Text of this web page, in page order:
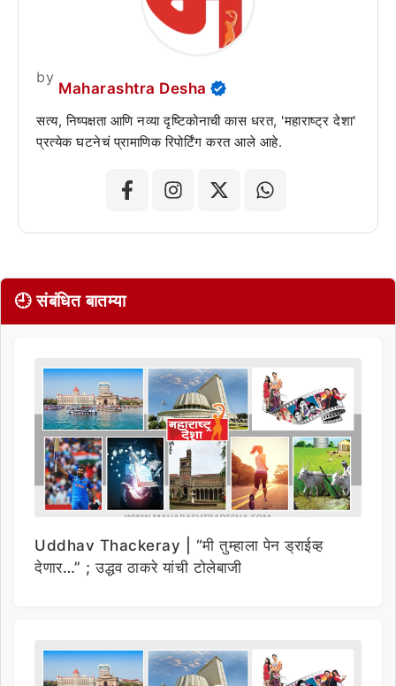
by
Maharashtra Desha
सत्य, निष्पक्षता आणि नव्या दृष्टिकोनाची कास धरत, 'महाराष्ट्र देशा'
प्रत्येक घटनेचं प्रामाणिक रिपोर्टिंग करत आले आहे.
🕘 संबंधित बातम्या
Uddhav Thackeray | “मी तुम्हाला पेन ड्राईव्ह
देणार…” ; उद्धव ठाकरे यांची टोलेबाजी